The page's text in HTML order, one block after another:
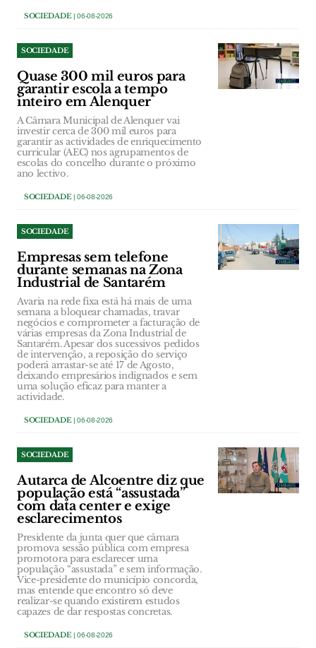
SOCIEDADE| 06-08-2026
SOCIEDADE
Quase 300 mil euros para
garantir escola a tempo
inteiro em Alenquer
A Câmara Municipal de Alenquer vai
investir cerca de 300 mil euros para
garantir as actividades de enriquecimento
curricular (AEC) nos agrupamentos de
escolas do concelho durante o próximo
ano lectivo.
SOCIEDADE| 06-08-2026
SOCIEDADE
Empresas sem telefone
durante semanas na Zona
Industrial de Santarém
Avaria na rede fixa está há mais de uma
semana a bloquear chamadas, travar
negócios e comprometer a facturação de
várias empresas da Zona Industrial de
Santarém. Apesar dos sucessivos pedidos
de intervenção, a reposição do serviço
poderá arrastar-se até 17 de Agosto,
deixando empresários indignados e sem
uma solução eficaz para manter a
actividade.
SOCIEDADE| 06-08-2026
SOCIEDADE
Autarca de Alcoentre diz que
população está “assustada”
com data center e exige
esclarecimentos
Presidente da junta quer que câmara
promova sessão pública com empresa
promotora para esclarecer uma
população “assustada” e sem informação.
Vice-presidente do município concorda,
mas entende que encontro só deve
realizar-se quando existirem estudos
capazes de dar respostas concretas.
SOCIEDADE| 06-08-2026